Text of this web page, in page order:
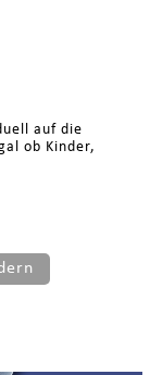
auf die
ob Kinder,